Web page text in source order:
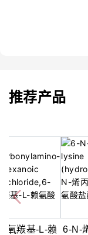
推荐产品
氧羰基-L-赖
6-N-